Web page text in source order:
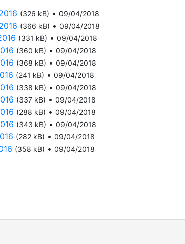
(326 kB) • 09/04/2018
(366 kB) • 09/04/2018
(331 kB) • 09/04/2018
(360 kB) • 09/04/2018
(368 kB) • 09/04/2018
(241 kB) • 09/04/2018
(338 kB) • 09/04/2018
(337 kB) • 09/04/2018
(288 kB) • 09/04/2018
(343 kB) • 09/04/2018
(282 kB) • 09/04/2018
(358 kB) • 09/04/2018